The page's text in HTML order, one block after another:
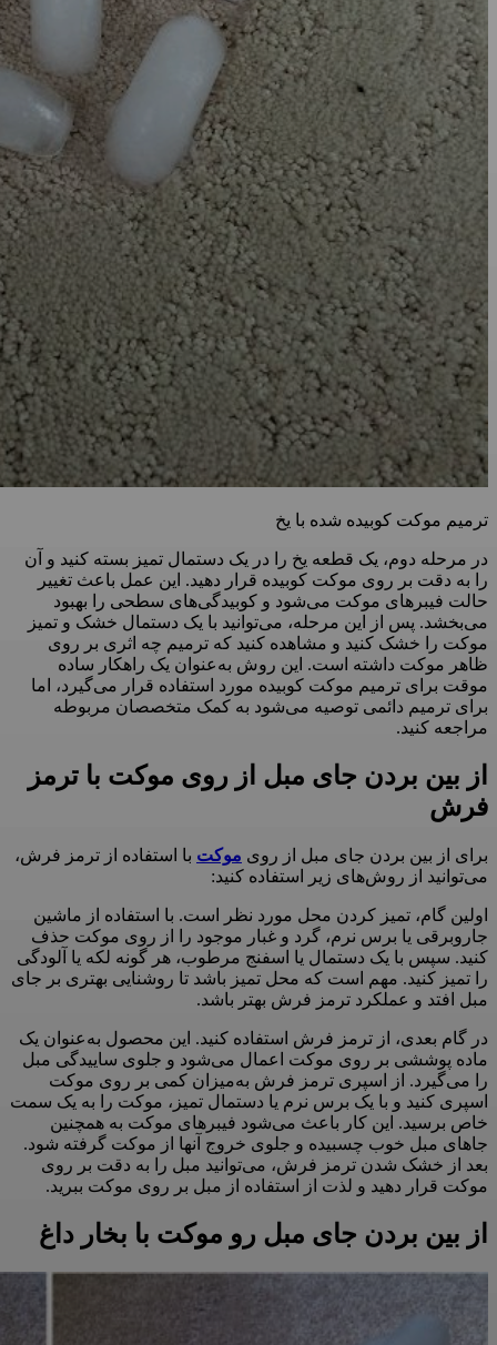
ترمیم موکت کوبیده شده با یخ
در مرحله دوم، یک قطعه یخ را در یک دستمال تمیز بسته کنید و آن
را به دقت بر روی موکت کوبیده قرار دهید. این عمل باعث تغییر
حالت فیبرهای موکت می‌شود و کوبیدگی‌های سطحی را بهبود
می‌بخشد. پس از این مرحله، می‌توانید با یک دستمال خشک و تمیز
موکت را خشک کنید و مشاهده کنید که ترمیم چه اثری بر روی
ظاهر موکت داشته است. این روش به‌عنوان یک راهکار ساده
موقت برای ترمیم موکت کوبیده مورد استفاده قرار می‌گیرد، اما
برای ترمیم دائمی توصیه می‌شود به کمک متخصصان مربوطه
مراجعه کنید.
از بین بردن جای مبل از روی موکت با ترمز
فرش
برای از بین بردن جای مبل از روی موکت با استفاده از ترمز فرش،
می‌توانید از روش‌های زیر استفاده کنید:
اولین گام، تمیز کردن محل مورد نظر است. با استفاده از ماشین
جاروبرقی یا برس نرم، گرد و غبار موجود را از روی موکت حذف
کنید. سپس با یک دستمال یا اسفنج مرطوب، هر گونه لکه یا آلودگی
را تمیز کنید. مهم است که محل تمیز باشد تا روشنایی بهتری بر جای
مبل افتد و عملکرد ترمز فرش بهتر باشد.
در گام بعدی، از ترمز فرش استفاده کنید. این محصول به‌عنوان یک
ماده پوششی بر روی موکت اعمال می‌شود و جلوی ساییدگی مبل
را می‌گیرد. از اسپری ترمز فرش به‌میزان کمی بر روی موکت
اسپری کنید و با یک برس نرم یا دستمال تمیز، موکت را به یک سمت
خاص برسید. این کار باعث می‌شود فیبرهای موکت به همچنین
جاهای مبل خوب چسبیده و جلوی خروج آنها از موکت گرفته شود.
بعد از خشک شدن ترمز فرش، می‌توانید مبل را به دقت بر روی
موکت قرار دهید و لذت از استفاده از مبل بر روی موکت ببرید.
از بین بردن جای مبل رو موکت با بخار داغ